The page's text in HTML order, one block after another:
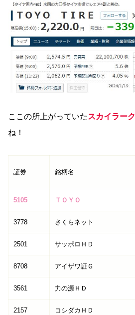
ここの所上がっていた スカイラーク
ね！
証券 銘柄名
5105 ＴＯＹＯ
3778 さくらネット
2501 サッポロＨＤ
8708 アイザワ証Ｇ
3561 力の源ＨＤ
2157 コシダカＨＤ